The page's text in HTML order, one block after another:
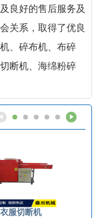
良好的售后服务及
关系，取得了优良
、碎布机、布碎
断机、海绵粉碎
服切断机